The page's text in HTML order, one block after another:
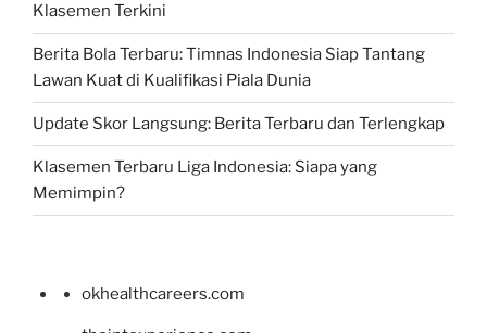
Klasemen Terkini
Berita Bola Terbaru: Timnas Indonesia Siap Tantang
Lawan Kuat di Kualifikasi Piala Dunia
Update Skor Langsung: Berita Terbaru dan Terlengkap
Klasemen Terbaru Liga Indonesia: Siapa yang
Memimpin?
okhealthcareers.com